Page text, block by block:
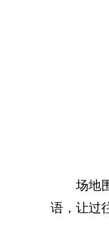
场地围
语，让过